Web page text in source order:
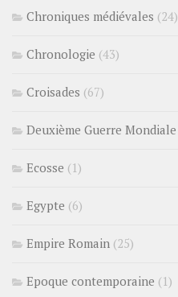
Chroniques médiévales (24)
Chronologie (43)
Croisades (67)
Deuxième Guerre Mondiale
Ecosse (1)
Egypte (6)
Empire Romain (25)
Epoque contemporaine (1)